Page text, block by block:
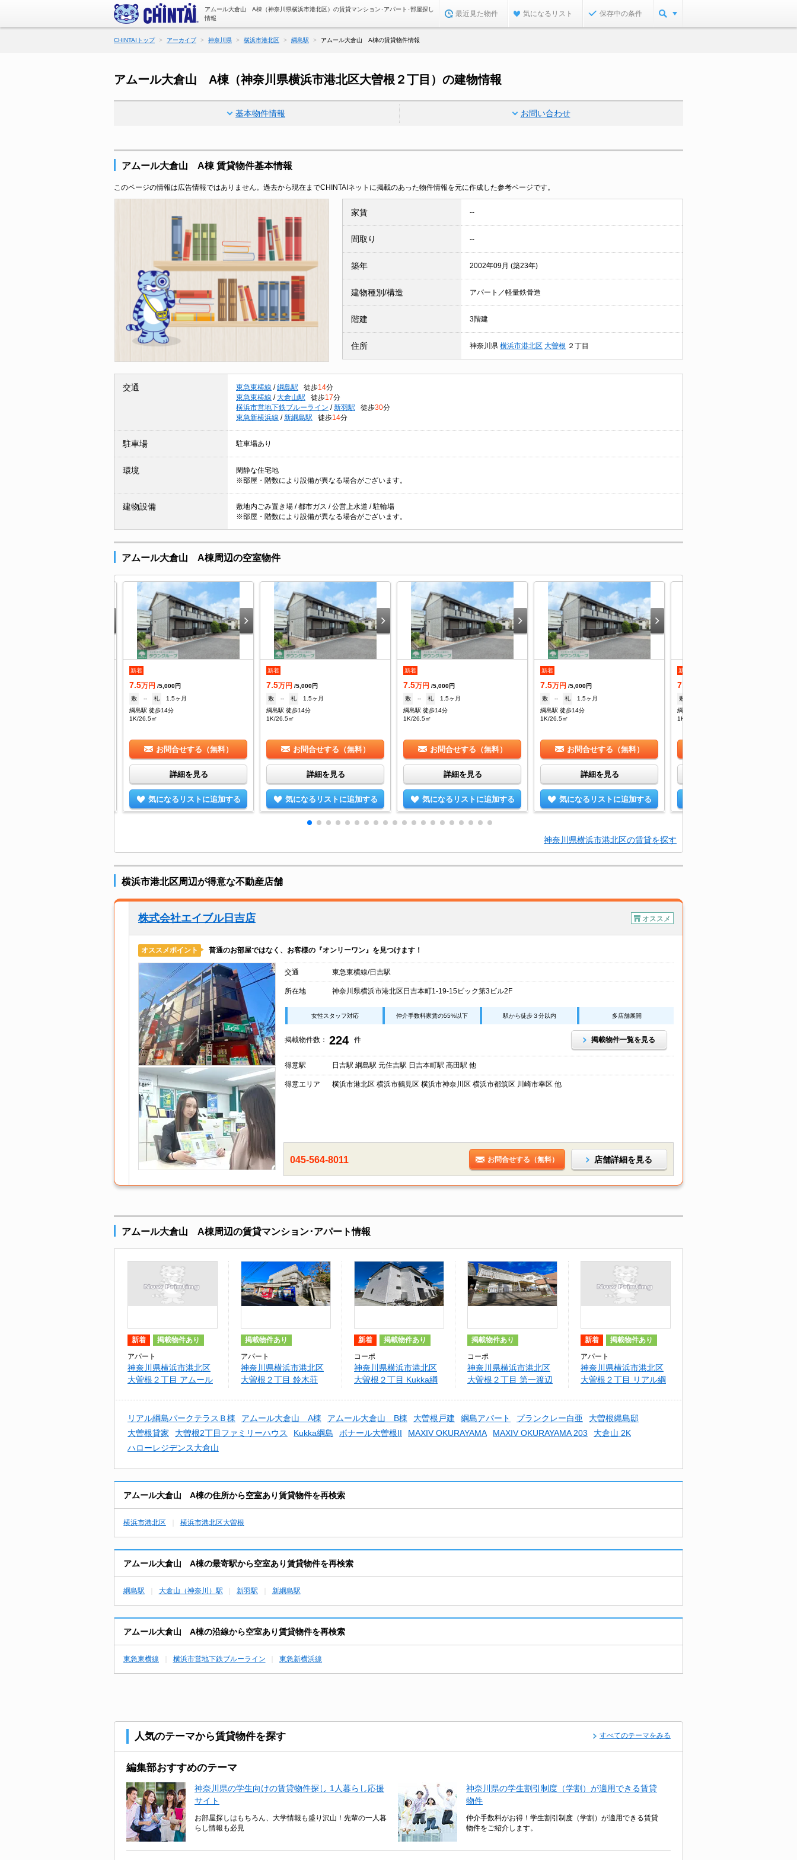
アムール大倉山 A棟（神奈川県横浜市港北区）の賃貸マンション･アパート･部屋探し
情報
最近見た物件 気になるリスト 保存中の条件
CHINTAIトップ アーカイブ 神奈川県 横浜市港北区 綱島駅 アムール大倉山 A棟の賃貸物件情報
アムール大倉山 A棟（神奈川県横浜市港北区大曽根２丁目）の建物情報
基本物件情報 お問い合わせ
アムール大倉山 A棟 賃貸物件基本情報
このページの情報は広告情報ではありません。過去から現在までCHINTAIネットに掲載のあった物件情報を元に作成した参考ページです。
家賃 --
間取り --
築年 2002年09月 (築23年)
建物種別/構造 アパート／軽量鉄骨造
階建 3階建
住所 神奈川県 横浜市港北区 大曽根 ２丁目
交通 東急東横線 / 綱島駅 徒歩14分
東急東横線 / 大倉山駅 徒歩17分
横浜市営地下鉄ブルーライン / 新羽駅 徒歩30分
東急新横浜線 / 新綱島駅 徒歩14分
駐車場 駐車場あり
環境
閑静な住宅地
※部屋・階数により設備が異なる場合がございます。
建物設備
敷地内ごみ置き場 / 都市ガス / 公営上水道 / 駐輪場
※部屋・階数により設備が異なる場合がございます。
アムール大倉山 A棟周辺の空室物件
新着
7.5万円 /5,000円
敷
-- 礼
1.5ヶ月
綱島駅 徒歩14分
1K/26.5㎡
お問合せする（無料）
詳細を見る
気になるリストに追加する
新着
7.5万円 /5,000円
敷
-- 礼
1.5ヶ月
綱島駅 徒歩14分
1K/26.5㎡
お問合せする（無料）
詳細を見る
気になるリストに追加する
新着
7.5万円 /5,000円
敷
-- 礼
1.5ヶ月
綱島駅 徒歩14分
1K/26.5㎡
お問合せする（無料）
詳細を見る
気になるリストに追加する
新着
7.5万円 /5,000円
敷
-- 礼
1.5ヶ月
綱島駅 徒歩14分
1K/26.5㎡
お問合せする（無料）
詳細を見る
気になるリストに追加する
新着
7.5
敷
綱島駅 徒歩14分
1K/26.5㎡
神奈川県横浜市港北区の賃貸を探す
横浜市港北区周辺が得意な不動産店舗
株式会社エイブル日吉店 オススメ
オススメポイント 普通のお部屋ではなく、お客様の『オンリーワン』を見つけます！
交通 東急東横線/日吉駅
所在地 神奈川県横浜市港北区日吉本町1-19-15ビック第3ビル2F
女性スタッフ対応 仲介手数料家賃の55%以下 駅から徒歩３分以内 多店舗展開
掲載物件数： 224 件 掲載物件一覧を見る
得意駅 日吉駅 綱島駅 元住吉駅 日吉本町駅 高田駅 他
得意エリア 横浜市港北区 横浜市鶴見区 横浜市神奈川区 横浜市都筑区 川崎市幸区 他
045-564-8011 お問合せする（無料） 店舗詳細を見る
アムール大倉山 A棟周辺の賃貸マンション･アパート情報
新着 掲載物件あり
アパート
神奈川県横浜市港北区
大曽根２丁目 アムール
掲載物件あり
アパート
神奈川県横浜市港北区
大曽根２丁目 鈴木荘
新着 掲載物件あり
コーポ
神奈川県横浜市港北区
大曽根２丁目 Kukka綱
掲載物件あり
コーポ
神奈川県横浜市港北区
大曽根２丁目 第一渡辺
新着 掲載物件あり
アパート
神奈川県横浜市港北区
大曽根２丁目 リアル綱
リアル綱島パークテラスＢ棟 アムール大倉山 A棟 アムール大倉山 B棟 大曽根戸建 綱島アパート プランクレー白亜
大曽根縄島邸
大曽根貸家
大曽根2丁目ファミリーハウス Kukka綱島 ボナール大曽根II MAXIV OKURAYAMA MAXIV OKURAYAMA 203
大倉山 2K
ハローレジデンス大倉山
アムール大倉山 A棟の住所から空室あり賃貸物件を再検索
横浜市港北区 横浜市港北区大曽根
アムール大倉山 A棟の最寄駅から空室あり賃貸物件を再検索
綱島駅 大倉山（神奈川）駅 新羽駅 新綱島駅
アムール大倉山 A棟の沿線から空室あり賃貸物件を再検索
東急東横線 横浜市営地下鉄ブルーライン 東急新横浜線
人気のテーマから賃貸物件を探す すべてのテーマをみる
編集部おすすめのテーマ
神奈川県の学生向けの賃貸物件探し 1人暮らし応援
サイト
お部屋探しはもちろん、大学情報も盛り沢山！先輩の一人暮
らし情報も必見
神奈川県の学生割引制度（学割）が適用できる賃貸
物件
仲介手数料がお得！学生割引制度（学割）が適用できる賃貸
物件をご紹介します。